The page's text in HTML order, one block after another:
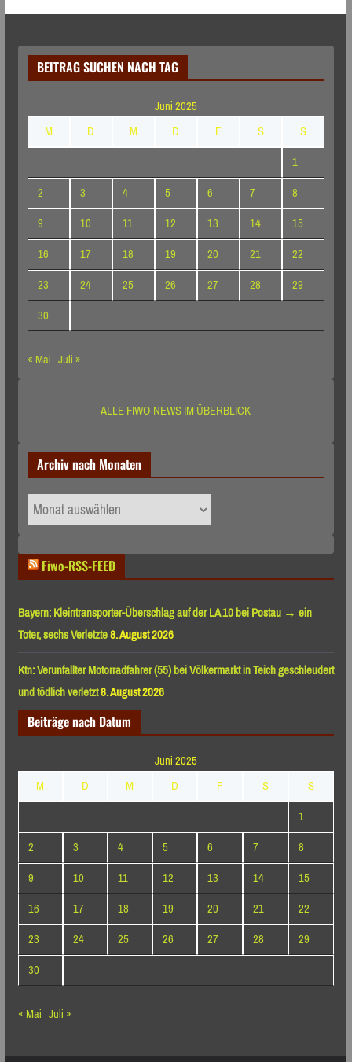
BEITRAG SUCHEN NACH TAG
Juni 2025
M
D M D F S
S
1
2
3 4 5 6 7
8
9
10 11 12 13 14
15
16
17 18 19 20 21
22
23
24 25 26 27 28
29
30
« Mai Juli »
ALLE FIWO-NEWS IM ÜBERBLICK
Archiv nach Monaten
Archiv
nach
Fiwo-RSS-FEED
Bayern: Kleintransporter-Überschlag auf der LA 10 bei Postau → ein
Toter, sechs Verletzte8. August 2026
Ktn: Verunfallter Motorradfahrer (55) bei Völkermarkt in Teich geschleudert
und tödlich verletzt8. August 2026
Beiträge nach Datum
Juni 2025
M
D M D F S
S
1
2
3 4 5 6 7
8
9
10 11 12 13 14
15
16
17 18 19 20 21
22
23
24 25 26 27 28
29
30
« Mai Juli »